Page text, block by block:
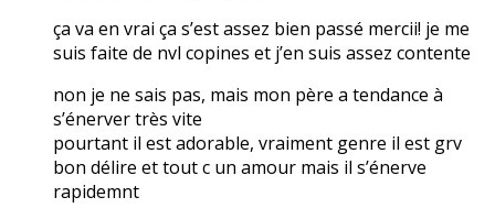
ça va en vrai ça s’est assez bien passé mercii! je me
suis faite de nvl copines et j’en suis assez contente
non je ne sais pas, mais mon père a tendance à
s’énerver très vite
pourtant il est adorable, vraiment genre il est grv
bon délire et tout c un amour mais il s’énerve
rapidemnt